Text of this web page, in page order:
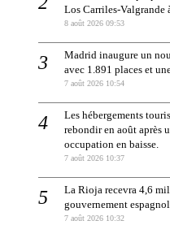
Los Carriles-Valgrande
8 août 2026 09:53
Madrid inaugure un
avec 1.891 places et
7 août 2026 10:54
Les hébergements
rebondir en août après
occupation en baisse.
7 août 2026 10:37
La Rioja recevra 4,6
gouvernement
7 août 2026 10:32